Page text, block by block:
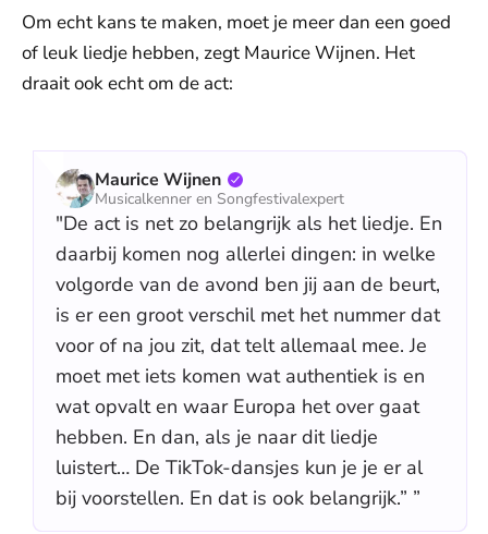
Om echt kans te maken, moet je meer dan een goed
of leuk liedje hebben, zegt Maurice Wijnen. Het
draait ook echt om de act:
Maurice Wijnen
Musicalkenner en Songfestivalexpert
"De act is net zo belangrijk als het liedje. En
daarbij komen nog allerlei dingen: in welke
volgorde van de avond ben jij aan de beurt,
is er een groot verschil met het nummer dat
voor of na jou zit, dat telt allemaal mee. Je
moet met iets komen wat authentiek is en
wat opvalt en waar Europa het over gaat
hebben. En dan, als je naar dit liedje
luistert… De TikTok-dansjes kun je je er al
bij voorstellen. En dat is ook belangrijk.” ”